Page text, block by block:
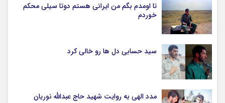
تا اومدم بگم من ایرانی هستم دوتا سیلی محکم
خوردم
سید حسابی دل ها رو خالی کرد
مدد الهی به روایت شهید حاج عبدالله نوریان